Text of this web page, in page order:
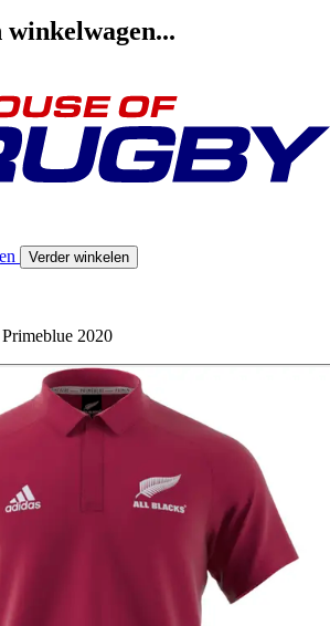
winkelwagen...
Verder winkelen
2020